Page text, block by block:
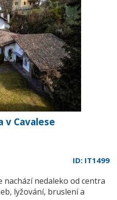
v Cavalese
ID: IT1499
nachází nedaleko od centra
lyžování, bruslení a